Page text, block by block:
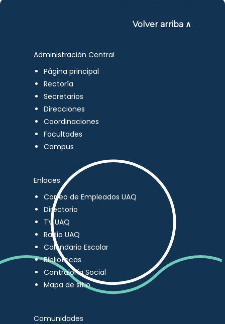
Volver arriba ∧
Administración Central
Página principal
Rectoría
Secretarios
Direcciones
Coordinaciones
Facultades
Campus
Enlaces
Correo de Empleados UAQ
Directorio
TV UAQ
Radio UAQ
Calendario Escolar
Bibliotecas
Contraloría Social
Mapa de sitio
Comunidades